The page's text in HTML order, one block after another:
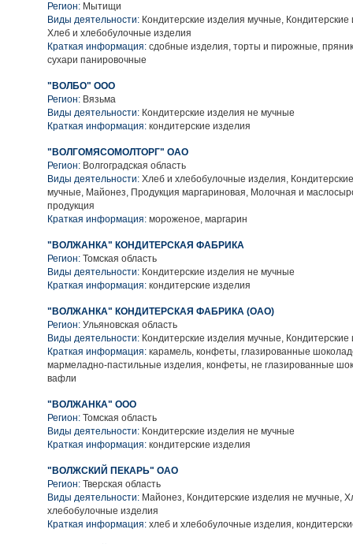
Регион: Мытищи
Виды деятельности: Кондитерские изделия мучные,
Хлеб и хлебобулочные изделия
Краткая информация: сдобные изделия, торты и пирожные,
сухари панировочные
"ВОЛБО" ООО
Регион: Вязьма
Виды деятельности: Кондитерские изделия не мучные
Краткая информация: кондитерские изделия
"ВОЛГОМЯСОМОЛТОРГ" ОАО
Регион: Волгоградская область
Виды деятельности: Хлеб и хлебобулочные изделия,
мучные, Майонез, Продукция маргариновая, Молочная и
продукция
Краткая информация: мороженое, маргарин
"ВОЛЖАНКА" КОНДИТЕРСКАЯ ФАБРИКА
Регион: Томская область
Виды деятельности: Кондитерские изделия не мучные
Краткая информация: кондитерские изделия
"ВОЛЖАНКА" КОНДИТЕРСКАЯ ФАБРИКА (ОАО)
Регион: Ульяновская область
Виды деятельности: Кондитерские изделия мучные,
Краткая информация: карамель, конфеты, глазированные
мармеладно-пастильные изделия, конфеты, не глазированные
вафли
"ВОЛЖАНКА" ООО
Регион: Томская область
Виды деятельности: Кондитерские изделия не мучные
Краткая информация: кондитерские изделия
"ВОЛЖСКИЙ ПЕКАРЬ" ОАО
Регион: Тверская область
Виды деятельности: Майонез, Кондитерские изделия не мучные,
хлебобулочные изделия
Краткая информация: хлеб и хлебобулочные изделия,